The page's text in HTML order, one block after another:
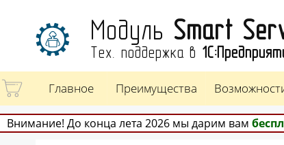
Модуль Smart
Тех. поддержка в
Главное Преимущества
Внимание! До конца лета 2026 мы дарим вам